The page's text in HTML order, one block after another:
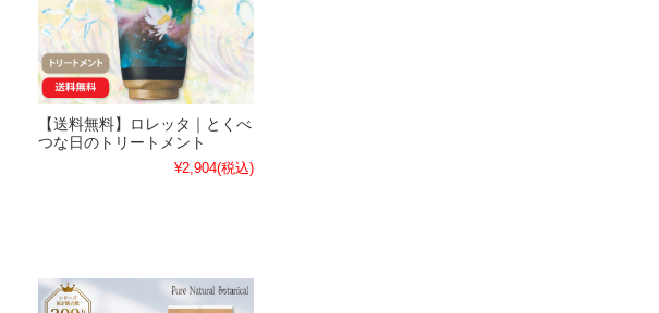
【送料無料】ロレッタ｜とくべ
つな日のトリートメント
¥2,904(税込)